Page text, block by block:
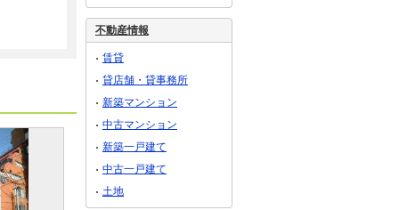
不動産情報
賃貸
貸店舗・貸事務所
新築マンション
中古マンション
新築一戸建て
中古一戸建て
土地